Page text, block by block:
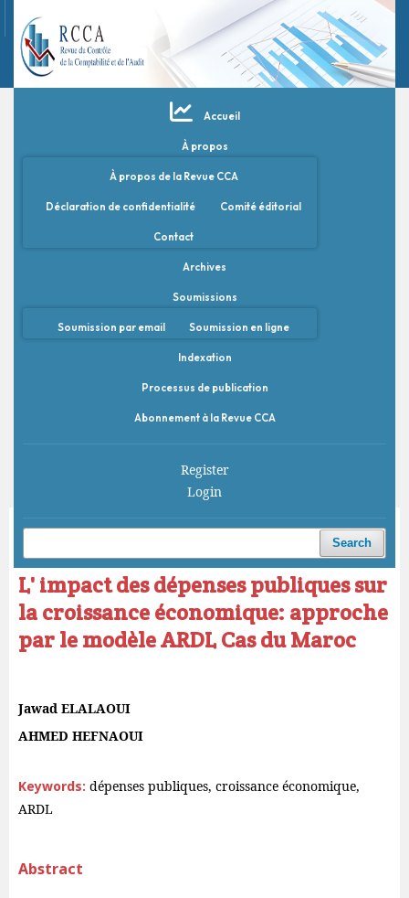
Accueil
À propos
À propos de la Revue CCA
Déclaration de confidentialité Comité éditorial
Contact
Archives
Soumissions
Soumission par email Soumission en ligne
Indexation
Processus de publication
Abonnement à la Revue CCA
Register
Login
Search
Home / Archives / Vol. 2 No. 3 (2018) / Articles
L' impact des dépenses publiques sur
la croissance économique: approche
par le modèle ARDL Cas du Maroc
Jawad ELALAOUI
AHMED HEFNAOUI
Keywords: dépenses publiques, croissance économique,
ARDL
Abstract